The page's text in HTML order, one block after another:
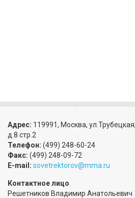
Адрес: 119991, Москва, ул.Трубецкая,
д.8 стр.2
Телефон: (499) 248-60-24
Факс: (499) 248-09-72
E-mail: sovetrektorov@mma.ru
Контактное лицо
Решетников Владимир Анатольевич